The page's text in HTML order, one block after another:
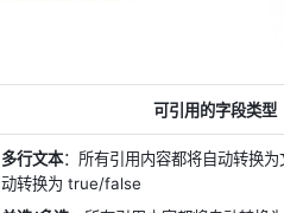
可引用的字段类型
多行文本：所有引用内容都将自动转换为
动转换为 true/false